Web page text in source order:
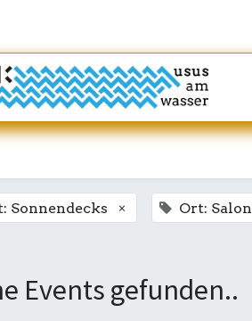
Sonnendecks × Ort: Salon
Events gefunden..